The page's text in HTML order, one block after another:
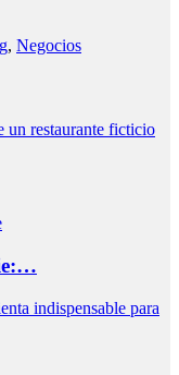
, Negocios
un restaurante ficticio
indispensable para